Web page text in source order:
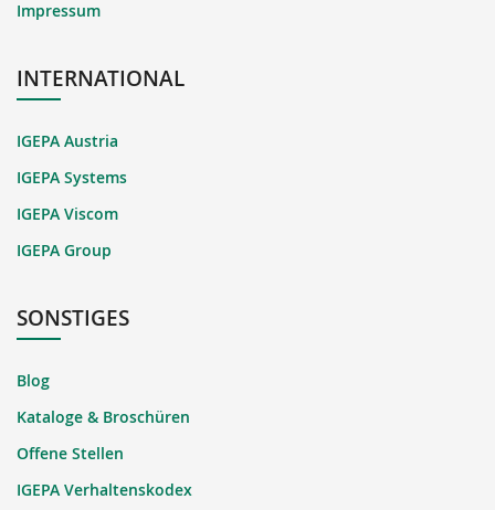
Impressum
INTERNATIONAL
IGEPA Austria
IGEPA Systems
IGEPA Viscom
IGEPA Group
SONSTIGES
Blog
Kataloge & Broschüren
Offene Stellen
IGEPA Verhaltenskodex